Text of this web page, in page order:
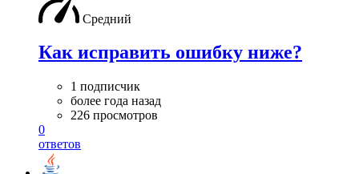
Средний
Как исправить ошибку ниже?
1 подписчик
более года назад
226 просмотров
0
ответов